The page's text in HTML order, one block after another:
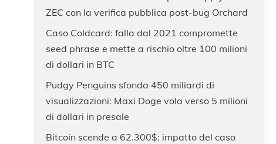
ZEC con la verifica pubblica post-bug Orchard
Caso Coldcard: falla dal 2021 compromette
seed phrase e mette a rischio oltre 100 milioni
di dollari in BTC
Pudgy Penguins sfonda 450 miliardi di
visualizzazioni: Maxi Doge vola verso 5 milioni
di dollari in presale
Bitcoin scende a 62.300$: impatto del caso